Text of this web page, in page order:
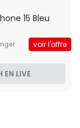
15 Bleu
voir l'offre
EN LIVE